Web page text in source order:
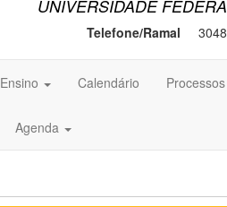
UNIVERSIDADE
Telefone/Ramal
Ensino Calendário
Agenda